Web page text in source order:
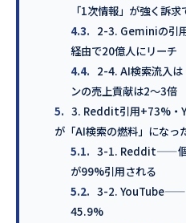
「1次情報」が強く訴求
4.3. 2-3. Geminiの引
経由で20億人にリーチ
4.4. 2-4. AI検索流入
ンの売上貢献は2〜3倍
5. 3. Reddit引用+73%
が「AI検索の燃料」になっ
5.1. 3-1. Reddit——個
が99%引用される
5.2. 3-2. YouTube——
45.9%